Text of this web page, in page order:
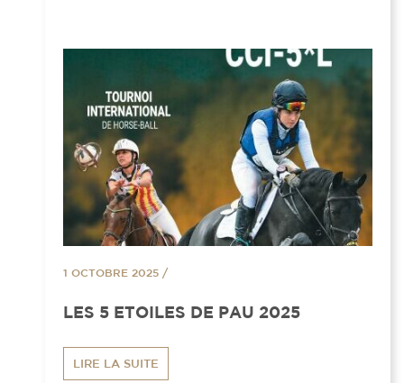
1 OCTOBRE 2025 /
LES 5 ETOILES DE PAU 2025
LIRE LA SUITE